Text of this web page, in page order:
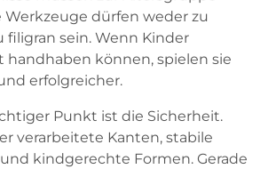
Werkzeuge dürfen weder zu
filigran sein. Wenn Kinder
handhaben können, spielen sie
erfolgreicher.
Punkt ist die Sicherheit.
verarbeitete Kanten, stabile
kindgerechte Formen. Gerade